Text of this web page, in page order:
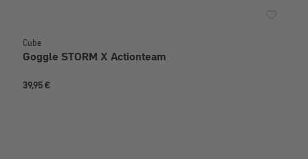
Cube
Goggle STORM X Actionteam
39,95 €